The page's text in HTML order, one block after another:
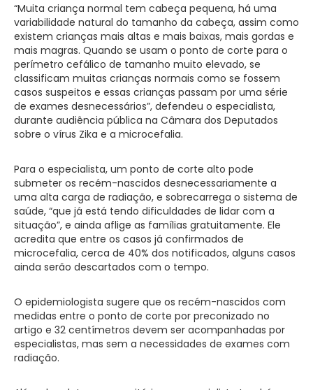
“Muita criança normal tem cabeça pequena, há uma
variabilidade natural do tamanho da cabeça, assim como
existem crianças mais altas e mais baixas, mais gordas e
mais magras. Quando se usam o ponto de corte para o
perímetro cefálico de tamanho muito elevado, se
classificam muitas crianças normais como se fossem
casos suspeitos e essas crianças passam por uma série
de exames desnecessários”, defendeu o especialista,
durante audiência pública na Câmara dos Deputados
sobre o vírus Zika e a microcefalia.
Para o especialista, um ponto de corte alto pode
submeter os recém-nascidos desnecessariamente a
uma alta carga de radiação, e sobrecarrega o sistema de
saúde, “que já está tendo dificuldades de lidar com a
situação”, e ainda aflige as famílias gratuitamente. Ele
acredita que entre os casos já confirmados de
microcefalia, cerca de 40% dos notificados, alguns casos
ainda serão descartados com o tempo.
O epidemiologista sugere que os recém-nascidos com
medidas entre o ponto de corte por preconizado no
artigo e 32 centímetros devem ser acompanhadas por
especialistas, mas sem a necessidades de exames com
radiação.